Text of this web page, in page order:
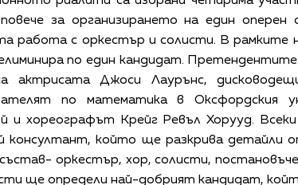
за организирането на един оперен
работа с оркестър и солисти. В рамките
по един кандидат.
актрисата Джоси Лаурънс,
по математика в Оксфордския
и хореографът Крейг Ревъл Хорууд.
консултант, който ще разкрива детайли
оркестър, хор, солисти,
ще определи най-добрият кандидат,